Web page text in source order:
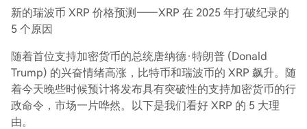
新的瑞波币 XRP 价格预测——XRP 在 2025 年打破纪录的
5 个原因
随着首位支持加密货币的总统唐纳德·特朗普 (Donald
Trump) 的兴奋情绪高涨，比特币和瑞波币的 XRP 飙升。随
着今天晚些时候预计将发布具有突破性的支持加密货币的行
政命令，市场一片哗然。以下是我们看好 XRP 的 5 大理
由。